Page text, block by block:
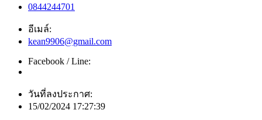
0844244701
อีเมล์:
kean9906@gmail.com
Facebook / Line:
วันที่ลงประกาศ:
15/02/2024 17:27:39